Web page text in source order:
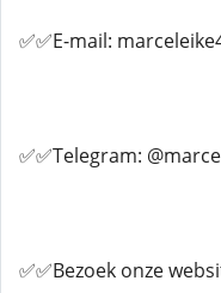
✅✅E-mail:
✅✅Telegram:
✅✅Bezoek onze